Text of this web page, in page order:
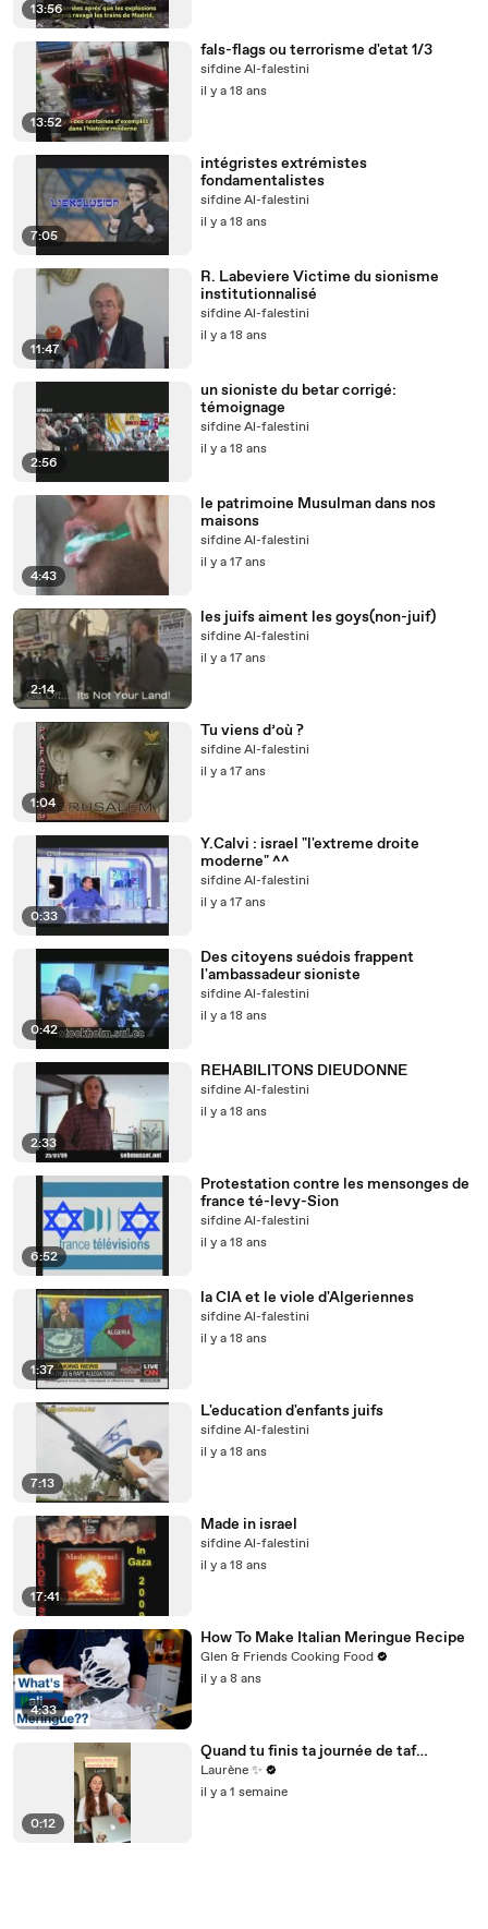
13:56
13:52
fals-flags ou terrorisme d'etat 1/3
sifdine Al-falestini
il y a 18 ans
7:05
intégristes extrémistes
fondamentalistes
sifdine Al-falestini
il y a 18 ans
11:47
R. Labeviere Victime du sionisme
institutionnalisé
sifdine Al-falestini
il y a 18 ans
2:56
un sioniste du betar corrigé:
témoignage
sifdine Al-falestini
il y a 18 ans
4:43
le patrimoine Musulman dans nos
maisons
sifdine Al-falestini
il y a 17 ans
2:14
les juifs aiment les goys(non-juif)
sifdine Al-falestini
il y a 17 ans
1:04
Tu viens d’où ?
sifdine Al-falestini
il y a 17 ans
0:33
Y.Calvi : israel "l'extreme droite
moderne" ^^
sifdine Al-falestini
il y a 17 ans
0:42
Des citoyens suédois frappent
l'ambassadeur sioniste
sifdine Al-falestini
il y a 18 ans
2:33
REHABILITONS DIEUDONNE
sifdine Al-falestini
il y a 18 ans
6:52
Protestation contre les mensonges de
france té-levy-Sion
sifdine Al-falestini
il y a 18 ans
1:37
la CIA et le viole d'Algeriennes
sifdine Al-falestini
il y a 18 ans
7:13
L'education d'enfants juifs
sifdine Al-falestini
il y a 18 ans
17:41
Made in israel
sifdine Al-falestini
il y a 18 ans
4:33
How To Make Italian Meringue Recipe
Glen & Friends Cooking Food
il y a 8 ans
0:12
Quand tu finis ta journée de taf…
Laurène ✨
il y a 1 semaine